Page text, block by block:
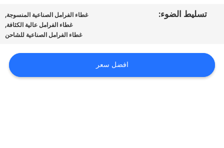
الموقع
PRIVACY
تسليط الضوء: غطاء الفرامل الصناعية المنسوجة,
غطاء الفرامل عالية الكثافة,
غطاء الفرامل الصناعية للشاحن
افضل سعر